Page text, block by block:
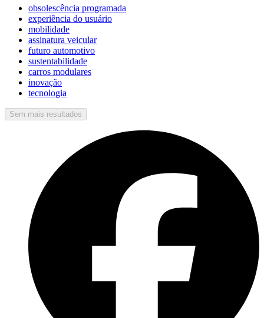
obsolescência programada
experiência do usuário
mobilidade
assinatura veicular
futuro automotivo
sustentabilidade
carros modulares
inovação
tecnologia
Sem mais resultados